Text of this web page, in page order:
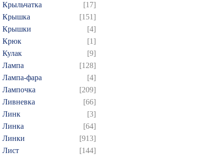
Крыльчатка
[17]
Крышка
[151]
Крышки
[4]
Крюк
[1]
Кулак
[9]
Лампа
[128]
Лампа-фара
[4]
Лампочка
[209]
Ливневка
[66]
Линк
[3]
Линка
[64]
Линки
[913]
Лист
[144]